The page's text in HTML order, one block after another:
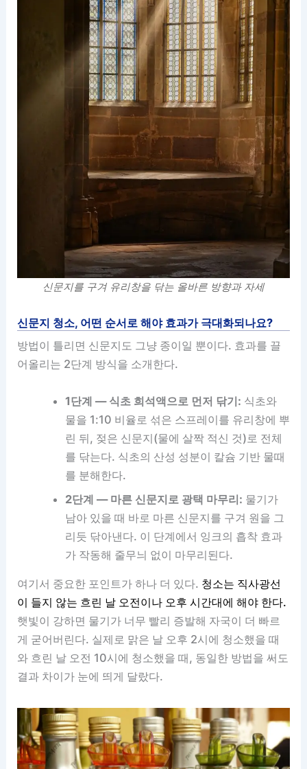
신문지를 구겨 유리창을 닦는 올바른 방향과 자세
신문지 청소, 어떤 순서로 해야 효과가 극대화되나요?
방법이 틀리면 신문지도 그냥 종이일 뿐이다. 효과를 끌
어올리는 2단계 방식을 소개한다.
1단계 — 식초 희석액으로 먼저 닦기: 식초와
물을 1:10 비율로 섞은 스프레이를 유리창에 뿌
린 뒤, 젖은 신문지(물에 살짝 적신 것)로 전체
를 닦는다. 식초의 산성 성분이 칼슘 기반 물때
를 분해한다.
2단계 — 마른 신문지로 광택 마무리: 물기가
남아 있을 때 바로 마른 신문지를 구겨 원을 그
리듯 닦아낸다. 이 단계에서 잉크의 흡착 효과
가 작동해 줄무늬 없이 마무리된다.
여기서 중요한 포인트가 하나 더 있다. 청소는 직사광선
이 들지 않는 흐린 날 오전이나 오후 시간대에 해야 한다.
햇빛이 강하면 물기가 너무 빨리 증발해 자국이 더 빠르
게 굳어버린다. 실제로 맑은 날 오후 2시에 청소했을 때
와 흐린 날 오전 10시에 청소했을 때, 동일한 방법을 써도
결과 차이가 눈에 띄게 달랐다.